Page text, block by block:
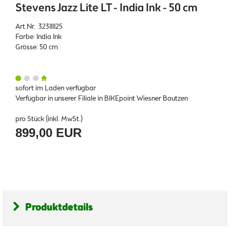
Stevens Jazz Lite LT - India Ink - 50 cm
Art.Nr. 323111125
Farbe: India Ink
Grösse: 50 cm
sofort im Laden verfügbar
Verfügbar in unserer Filiale in BIKEpoint Wiesner Bautzen
pro Stück (inkl. MwSt.)
899,00 EUR
Produktdetails